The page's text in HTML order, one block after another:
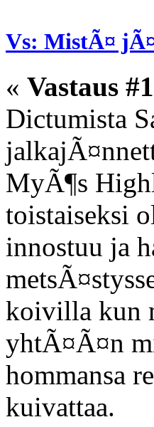
Vs: MistÃ¤
« Vastaus
Dictumista
MyÃ¶s
toistaiseksi
innostuu ja
koivilla kun
yhtÃ¤Ã¤n
hommansa
kuivattaa.